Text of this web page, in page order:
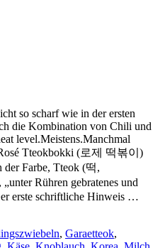
so scharf wie in der ersten
die Kombination von Chili und
level.Meistens.Manchmal
Tteokbokki (로제 떡볶이)
der Farbe, Tteok (떡,
Rühren gebratenes und
erste schriftliche Hinweis …
, Garaetteok,